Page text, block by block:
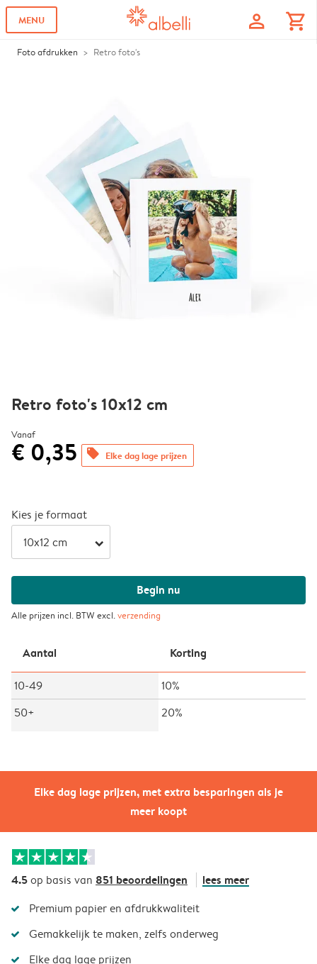
MENU profile shopping_cart
Foto afdrukken Retro foto's
Elke dag lage prijzen, met extra besparingen als je
meer koopt
Retro foto's 10x12 cm
Vanaf
€ 0,35 offers Elke dag lage prijzen
Kies je formaat
arrow_right
Begin nu
Alle prijzen incl. BTW excl.verzending
Aantal Korting
10-49
10%
50+
20%
4.5op basis van 851 beoordelingen lees meer
Premium papier en afdrukkwaliteit
Gemakkelijk te maken, zelfs onderweg
Elke dag lage prijzen